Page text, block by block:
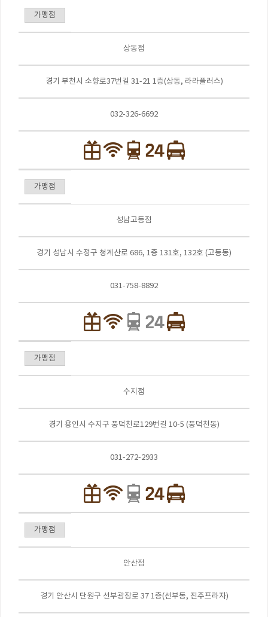
가맹점
상동점
경기 부천시 소향로37번길 31-21 1층(상동, 라라플러스)
032-326-6692
가맹점
성남고등점
경기 성남시 수정구 청계산로 686, 1층 131호, 132호 (고등동)
031-758-8892
가맹점
수지점
경기 용인시 수지구 풍덕천로129번길 10-5 (풍덕천동)
031-272-2933
가맹점
안산점
경기 안산시 단원구 선부광장로 37 1층(선부동, 진주프라자)